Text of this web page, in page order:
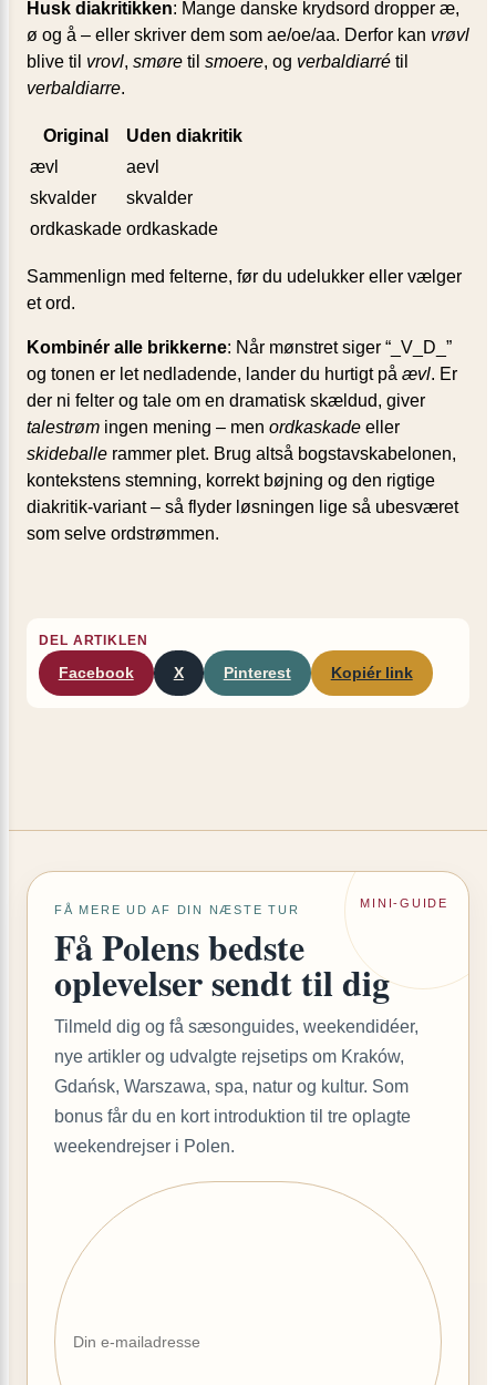
Husk diakritikken: Mange danske krydsord dropper æ,
ø og å – eller skriver dem som ae/oe/aa. Derfor kan vrøvl
blive til vrovl, smøre til smoere, og verbaldiarré til
verbaldiarre.
Original
Uden diakritik
ævl
aevl
skvalder
skvalder
ordkaskade ordkaskade
Sammenlign med felterne, før du udelukker eller vælger
et ord.
Kombinér alle brikkerne: Når mønstret siger “_V_D_”
og tonen er let nedladende, lander du hurtigt på ævl. Er
der ni felter og tale om en dramatisk skældud, giver
talestrøm ingen mening – men ordkaskade eller
skideballe rammer plet. Brug altså bogstavskabelonen,
kontekstens stemning, korrekt bøjning og den rigtige
diakritik-variant – så flyder løsningen lige så ubesværet
som selve ordstrømmen.
DEL ARTIKLEN
Facebook X Pinterest Kopiér link
MINI-GUIDE
FÅ MERE UD AF DIN NÆSTE TUR
Få Polens bedste
oplevelser sendt til dig
Tilmeld dig og få sæsonguides, weekendidéer,
nye artikler og udvalgte rejsetips om Kraków,
Gdańsk, Warszawa, spa, natur og kultur. Som
bonus får du en kort introduktion til tre oplagte
weekendrejser i Polen.